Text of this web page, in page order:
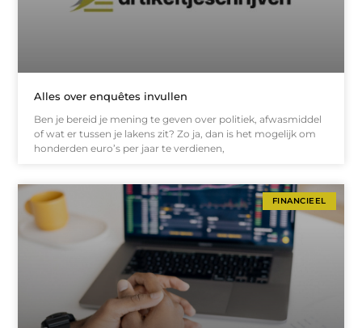
Alles over enquêtes invullen
Ben je bereid je mening te geven over politiek, afwasmiddel
of wat er tussen je lakens zit? Zo ja, dan is het mogelijk om
honderden euro’s per jaar te verdienen,
FINANCIEEL